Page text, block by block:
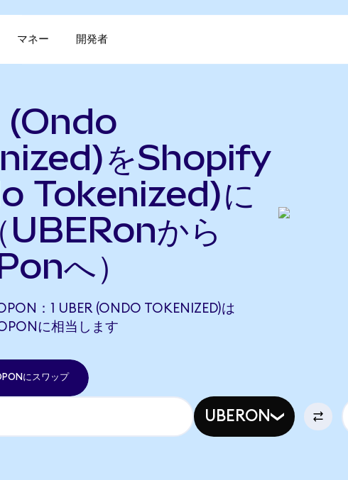
マネー 開発者
(Ondo
をShopify
Tokenized)に
UBERonから
へ）
：1 UBER (ONDO TOKENIZED)は
に相当します
にスワップ
UBERON